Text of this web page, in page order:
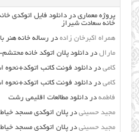
پروژه معماری دردانلود فایل اتوکدی
خانه سعادت شیراز
همراه اکبرخان زاده در رساله خانه هنر
مارال دردانلود پلان اتوکد خانه
کامی دردانلود فونت کاتب اتوکد+نحوه
کامی دردانلود فونت کاتب اتوکد+نحوه
فاطمه دردانلود مطالعات اقليمي رشت
مجید حسینی درپلان اتوکدی مسجد
مجید حسینی درپلان اتوکدی مسجد